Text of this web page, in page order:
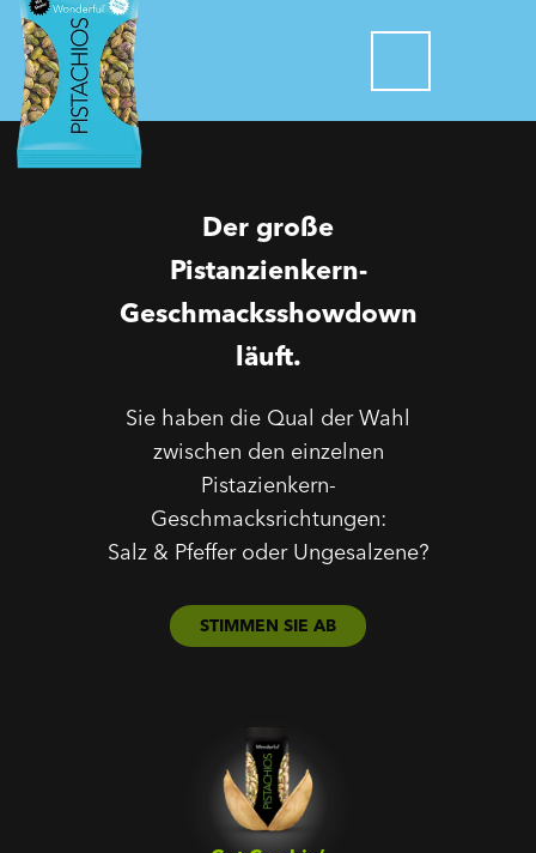
Der große
Pistanzienkern-
Geschmacksshowdown
läuft.
Sie haben die Qual der Wahl
zwischen den einzelnen
Pistazienkern-
Geschmacksrichtungen:
Salz & Pfeffer oder Ungesalzene?
STIMMEN SIE AB